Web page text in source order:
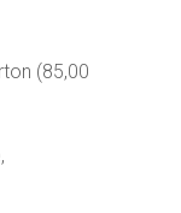
(85,00